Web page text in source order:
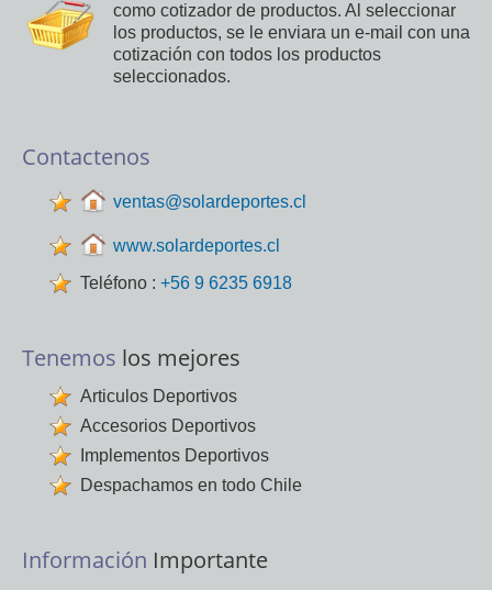
como cotizador de productos. Al seleccionar
los productos, se le enviara un e-mail con una
cotización con todos los productos
seleccionados.
Contactenos
ventas@solardeportes.cl
www.solardeportes.cl
Teléfono : +56 9 6235 6918
Tenemos los mejores
Articulos Deportivos
Accesorios Deportivos
Implementos Deportivos
Despachamos en todo Chile
Información Importante